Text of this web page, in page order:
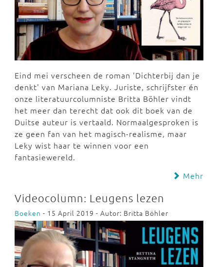
Eind mei verscheen de roman 'Dichterbij dan je
denkt' van Mariana Leky. Juriste, schrijfster én
onze literatuurcolumniste Britta Böhler vindt
het meer dan terecht dat ook dit boek van de
Duitse auteur is vertaald. Normaalgesproken is
ze geen fan van het magisch-realisme, maar
Leky wist haar te winnen voor een
fantasiewereld.
Mehr
Videocolumn: Leugens lezen
Boeken - 15 April 2019 - Autor: Britta Böhler